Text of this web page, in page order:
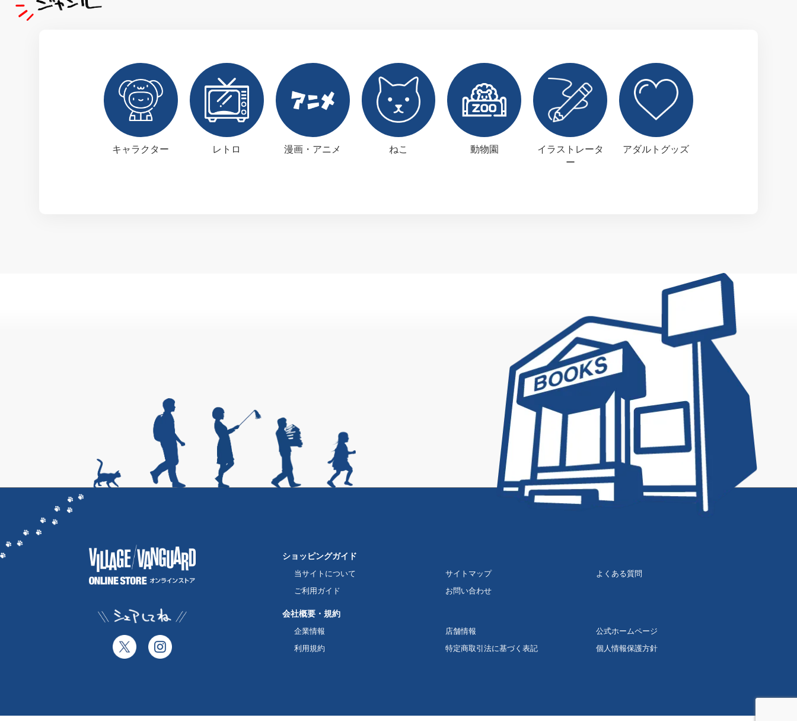
キャラクター レトロ 漫画・アニメ ねこ 動物園
イラストレータ
ー
アダルトグッズ
ショッピングガイド
当サイトについて サイトマップ
よくある質問
ご利用ガイド
お問い合わせ
会社概要・規約
企業情報 店舗情報
公式ホームページ
利用規約
特定商取引法に基づく表記 個人情報保護方針